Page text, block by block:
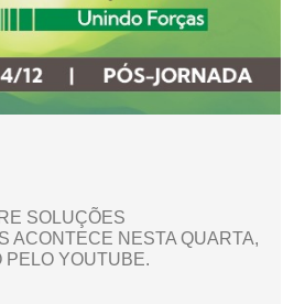
SOLUÇÕES
ACONTECE NESTA QUARTA,
PELO YOUTUBE.